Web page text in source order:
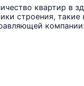
квартир в
строения, такие